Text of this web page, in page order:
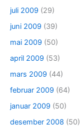
juli 2009 (29)
juni 2009 (39)
mai 2009 (50)
april 2009 (53)
mars 2009 (44)
februar 2009 (64)
januar 2009 (50)
desember 2008 (50)